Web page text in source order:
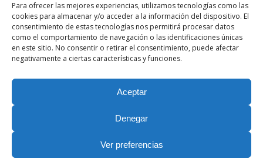
Para ofrecer las mejores experiencias, utilizamos tecnologías como las
cookies para almacenar y/o acceder a la información del dispositivo. El
consentimiento de estas tecnologías nos permitirá procesar datos
como el comportamiento de navegación o las identificaciones únicas
en este sitio. No consentir o retirar el consentimiento, puede afectar
negativamente a ciertas características y funciones.
Aceptar
Denegar
Ver preferencias